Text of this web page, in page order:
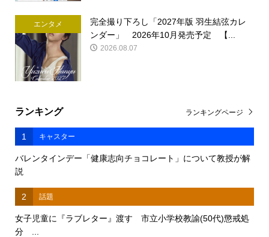
エンタメ
完全撮り下ろし「2027年版 羽生結弦カレ
ンダー」 2026年10月発売予定 【...
2026.08.07
ランキング
1 キャスター
バレンタインデー「健康志向チョコレート」について教授が解
説
2 話題
女子児童に『ラブレター』渡す 市立小学校教諭(50代)懲戒処
分 ...
ランキングページ